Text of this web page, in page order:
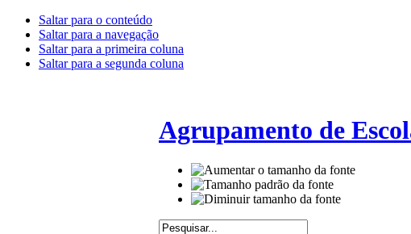
Saltar para o conteúdo
Saltar para a navegação
Saltar para a primeira coluna
Saltar para a segunda coluna
Agrupamento de